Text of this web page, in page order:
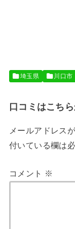
埼玉県 川口市
口コミはこち
メールアドレス
付いている欄は
コメント ※